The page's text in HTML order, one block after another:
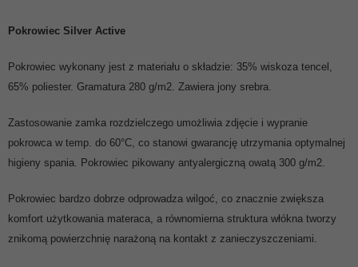
Pokrowiec Silver Active
Pokrowiec wykonany jest z materiału o składzie: 35% wiskoza tencel,
65% poliester. Gramatura 280 g/m2. Zawiera jony srebra.
Zastosowanie zamka rozdzielczego umożliwia zdjęcie i wypranie
pokrowca w temp. do 60°C, co stanowi gwarancję utrzymania optymalnej
higieny spania. Pokrowiec pikowany antyalergiczną owatą 300 g/m2.
Pokrowiec bardzo dobrze odprowadza wilgoć, co znacznie zwiększa
komfort użytkowania materaca, a równomierna struktura włókna tworzy
znikomą powierzchnię narażoną na kontakt z zanieczyszczeniami.